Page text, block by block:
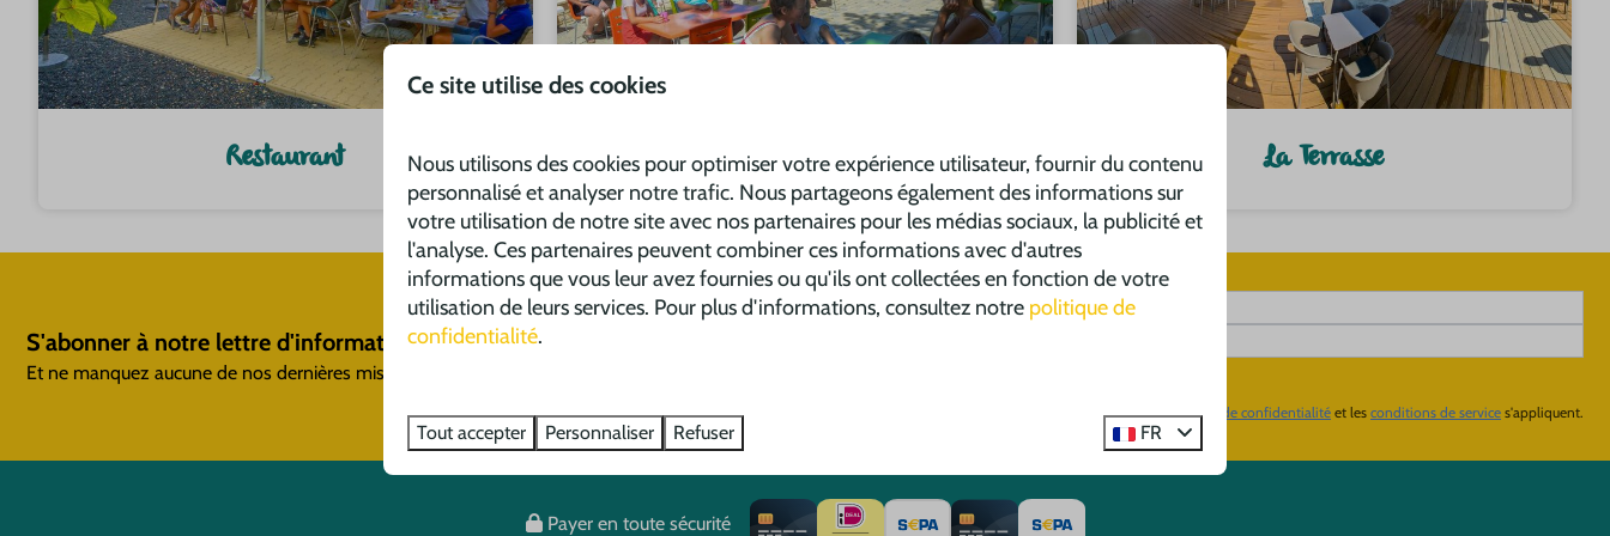
Restaurant Bon Appétit La Terrasse
S'abonner à notre lettre d'information
Et ne manquez aucune de nos dernières mises à jour et offres
Sécurisé par reCaptcha,politique de confidentialité et les conditions de service s'appliquent.
Payer en toute sécurité
Ce site utilise des cookies
Nous utilisons des cookies pour optimiser votre expérience utilisateur, fournir du contenu
personnalisé et analyser notre trafic. Nous partageons également des informations sur
votre utilisation de notre site avec nos partenaires pour les médias sociaux, la publicité et
l'analyse. Ces partenaires peuvent combiner ces informations avec d'autres
informations que vous leur avez fournies ou qu'ils ont collectées en fonction de votre
utilisation de leurs services. Pour plus d'informations, consultez notre politique de
confidentialité.
Tout accepter Personnaliser Refuser FR